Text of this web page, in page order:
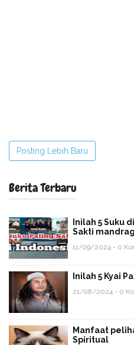
Posting Lebih Baru
Berita Terbaru
Inilah 5 Suku
Sakti
11/09/2024 - 0
Inilah 5 Kyai
21/08/2024 - 0
Manfaat
Spiritual